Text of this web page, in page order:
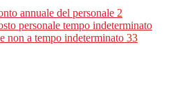
annuale del personale 2
personale tempo indeterminato
non a tempo indeterminato 33